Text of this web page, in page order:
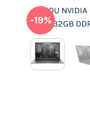
-19%